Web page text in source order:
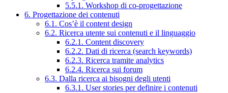
5.5.1. Workshop di co-progettazione
6. Progettazione dei contenuti
6.1. Cos’è il content design
6.2. Ricerca utente sui contenuti e il linguaggio
6.2.1. Content discovery
6.2.2. Dati di ricerca (search keywords)
6.2.3. Ricerca tramite analytics
6.2.4. Ricerca sui forum
6.3. Dalla ricerca ai bisogni degli utenti
6.3.1. User stories per definire i contenuti